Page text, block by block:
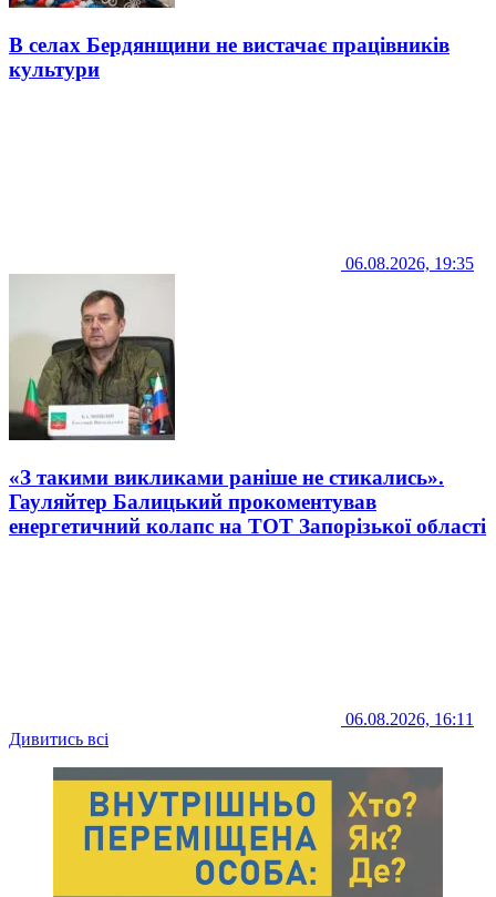
В селах Бердянщини не вистачає працівників
культури
06.08.2026, 19:35
«З такими викликами раніше не стикались».
Гауляйтер Балицький прокоментував
енергетичний колапс на ТОТ Запорізької області
06.08.2026, 16:11
Дивитись всі